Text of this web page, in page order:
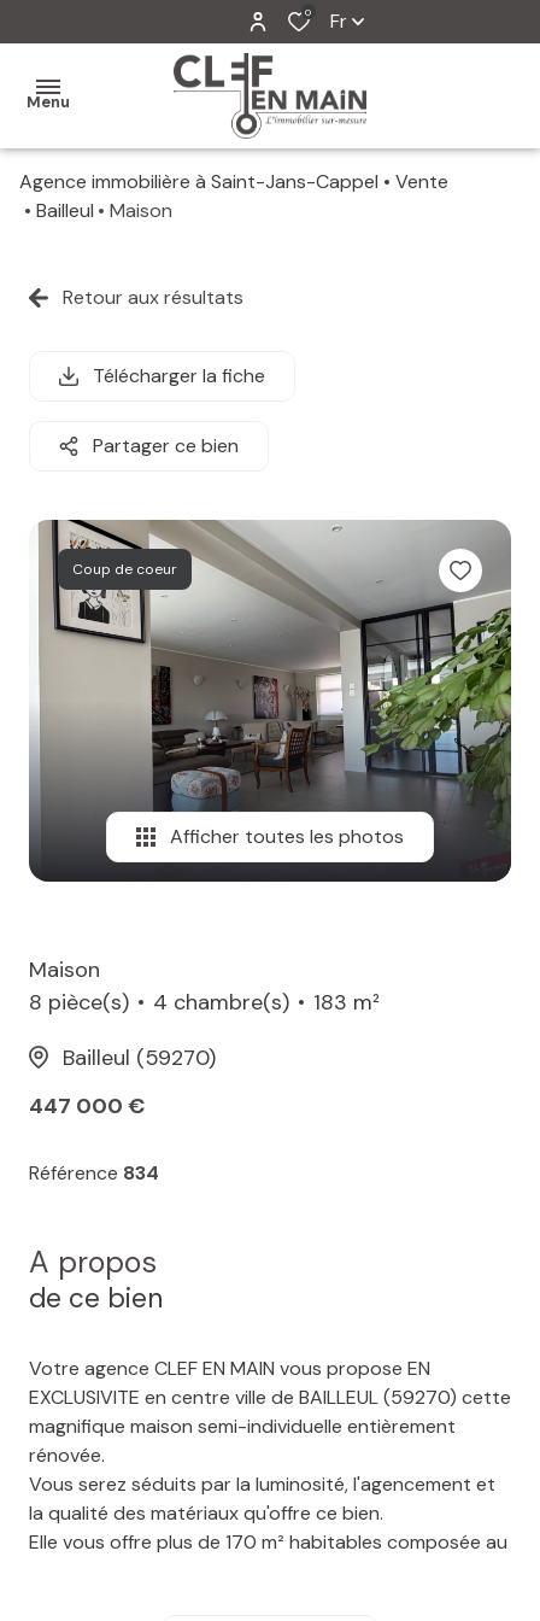
0 Fr
Menu
MON
MES
MES
ESTIMATION
ALERTE
MAIL
Agence immobilière à Saint-Jans-Cappel
Vente
Bailleul
Maison
Retour aux résultats
Télécharger la fiche
Partager ce bien
Coup de coeur
Afficher toutes les photos
Maison
8 pièce(s)
4 chambre(s)
183 m²
Bailleul (59270)
447 000 €
Référence 834
A propos
de ce bien
Votre agence CLEF EN MAIN vous propose EN
EXCLUSIVITE en centre ville de BAILLEUL (59270) cette
magnifique maison semi-individuelle entièrement
rénovée.
Vous serez séduits par la luminosité, l'agencement et
la qualité des matériaux qu'offre ce bien.
Elle vous offre plus de 170 m² habitables composée au